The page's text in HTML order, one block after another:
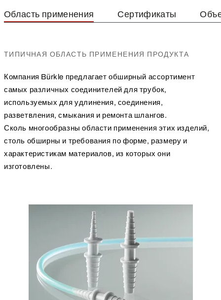
Область применения Сертификаты
ТИПИЧНАЯ ОБЛАСТЬ ПРИМЕНЕНИЯ ПРОДУКТА
Компания Bürkle предлагает обширный ассортимент
самых различных соединителей для трубок,
используемых для удлинения, соединения,
разветвления, смыкания и ремонта шлангов.
Сколь многообразны области применения этих изделий,
столь обширны и требования по форме, размеру и
характеристикам материалов, из которых они
изготовлены.